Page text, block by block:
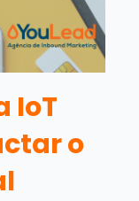
IoT
o